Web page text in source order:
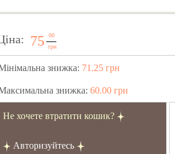
75
00
грн
знижка: 71.25 грн
знижка: 60.00 грн
Не хочете втратити кошик?
Авторизуйтесь